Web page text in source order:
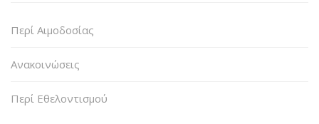
Περί Αιμοδοσίας
Ανακοινώσεις
Περί Εθελοντισμού